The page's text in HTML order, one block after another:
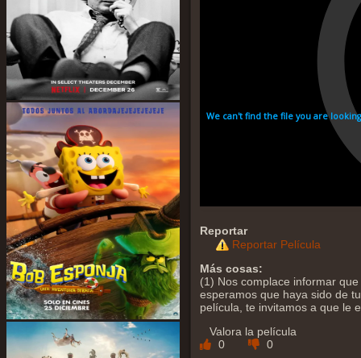
Reportar
Reportar Película
Más cosas:
(1) Nos complace informar
esperamos que haya sido de
película, te invitamos a que le
Valora la película
0
0